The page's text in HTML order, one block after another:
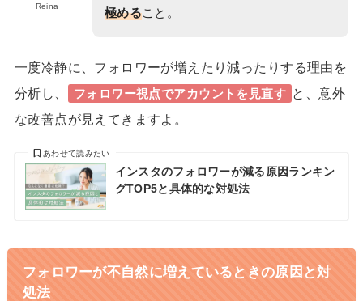
Reina
極めること。
一度冷静に、フォロワーが増えたり減ったりする理由を
分析し、
フォロワー視点でアカウントを見直す
と、意外
な改善点が見えてきますよ。
インスタのフォロワーが減る原因ランキン
グTOP5と具体的な対処法
あわせて読みたい
フォロワーが不自然に増えているときの原因と対
処法